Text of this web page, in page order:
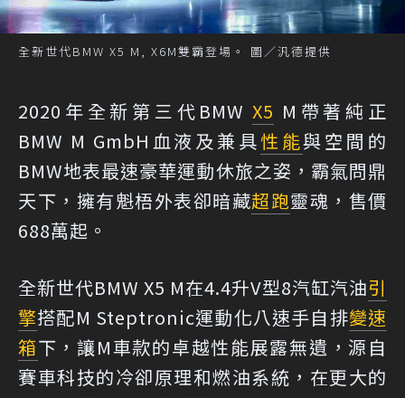
全新世代BMW X5 M, X6M雙霸登場。 圖／汎德提供
2020年全新第三代BMWX5 M帶著純正
BMW M GmbH血液及兼具性能與空間的
BMW地表最速豪華運動休旅之姿，霸氣問鼎
天下，擁有魁梧外表卻暗藏超跑靈魂，售價
688萬起。
全新世代BMW X5 M在4.4升V型8汽缸汽油引
擎搭配M Steptronic運動化八速手自排變速
箱下，讓M車款的卓越性能展露無遺，源自
賽車科技的冷卻原理和燃油系統，在更大的